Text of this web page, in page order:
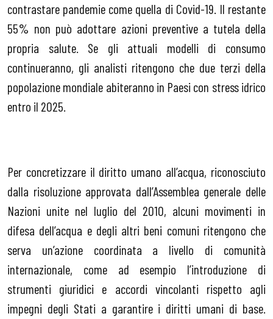
contrastare pandemie come quella di Covid-19. Il restante
55% non può adottare azioni preventive a tutela della
propria salute. Se gli attuali modelli di consumo
continueranno, gli analisti ritengono che due terzi della
popolazione mondiale abiteranno in Paesi con stress idrico
entro il 2025.
Per concretizzare il diritto umano all’acqua, riconosciuto
dalla risoluzione approvata dall’Assemblea generale delle
Nazioni unite nel luglio del 2010, alcuni movimenti in
difesa dell’acqua e degli altri beni comuni ritengono che
serva un’azione coordinata a livello di comunità
internazionale, come ad esempio l’introduzione di
strumenti giuridici e accordi vincolanti rispetto agli
impegni degli Stati a garantire i diritti umani di base.